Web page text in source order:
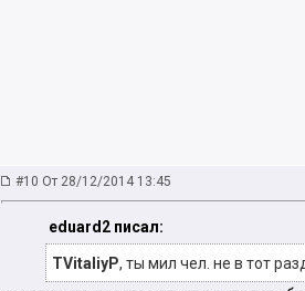
#10 От 28/12/2014 13:45
eduard2 писал:
TVitaliyP, ты мил чел. не в тот